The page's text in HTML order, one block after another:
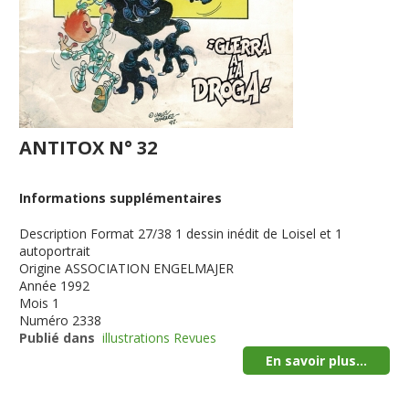
ANTITOX N° 32
Informations supplémentaires
Description Format 27/38 1 dessin inédit de Loisel et 1
autoportrait
Origine ASSOCIATION ENGELMAJER
Année 1992
Mois 1
Numéro 2338
Publié dans illustrations Revues
En savoir plus...